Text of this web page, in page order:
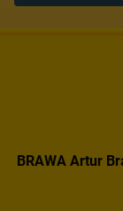
BRAWA Artur